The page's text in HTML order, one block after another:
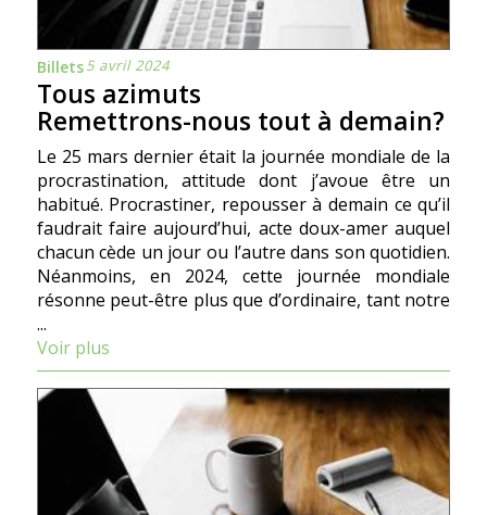
Billets5 avril 2024
Tous azimuts
Remettrons-nous tout à demain?
Le 25 mars dernier était la journée mondiale de la
procrastination, attitude dont j’avoue être un
habitué. Procrastiner, repousser à demain ce qu’il
faudrait faire aujourd’hui, acte doux-amer auquel
chacun cède un jour ou l’autre dans son quotidien.
Néanmoins, en 2024, cette journée mondiale
résonne peut-être plus que d’ordinaire, tant notre
...
Voir plus